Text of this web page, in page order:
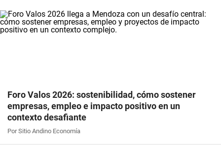
Foro Valos 2026: sostenibilidad, cómo sostener
empresas, empleo e impacto positivo en un
contexto desafiante
Por Sitio Andino Economía